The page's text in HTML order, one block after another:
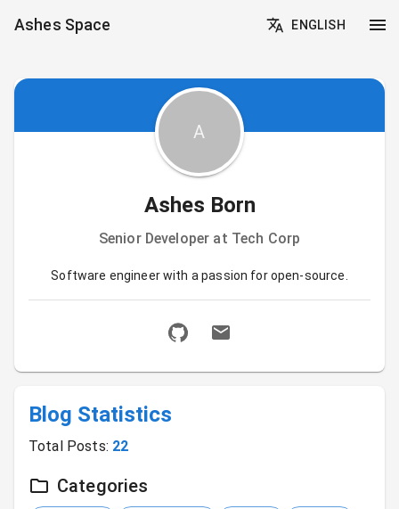
Ashes Space ENGLISH
A
Ashes Born
Senior Developer at Tech Corp
Software engineer with a passion for open-source.
Blog Statistics
Total Posts: 22
Categories